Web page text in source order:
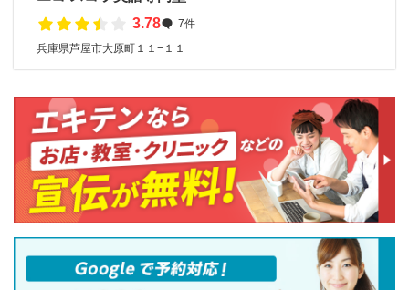
3.78
7件
兵庫県芦屋市大原町１１−１１